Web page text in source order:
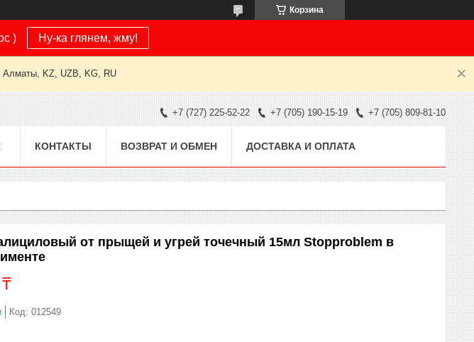
Корзина
) Ну-ка глянем, жму!
Алматы, KZ, UZB, KG, RU
+7 (727) 225-52-22 +7 (705) 190-15-19 +7 (705) 809-81-10
КОНТАКТЫ ВОЗВРАТ И ОБМЕН ДОСТАВКА И ОПЛАТА
от прыщей и угрей точечный 15мл Stopproblem в
Код: 012549